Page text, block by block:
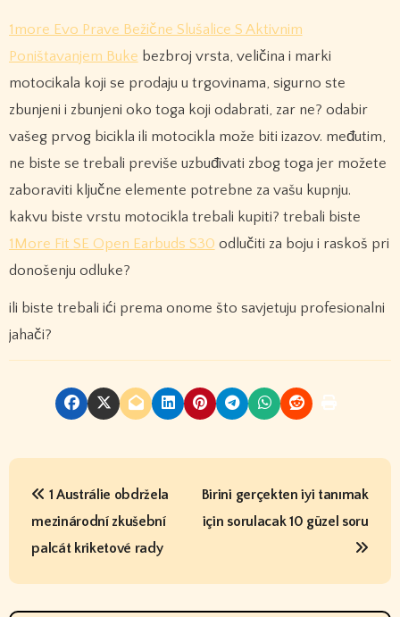
1more Evo Prave Bežične Slušalice S Aktivnim
Poništavanjem Buke bezbroj vrsta, veličina i marki
motocikala koji se prodaju u trgovinama, sigurno ste
zbunjeni i zbunjeni oko toga koji odabrati, zar ne? odabir
vašeg prvog bicikla ili motocikla može biti izazov. međutim,
ne biste se trebali previše uzbuđivati ​​zbog toga jer možete
zaboraviti ključne elemente potrebne za vašu kupnju.
kakvu biste vrstu motocikla trebali kupiti? trebali biste
1More Fit SE Open Earbuds S30 odlučiti za boju i raskoš pri
donošenju odluke?
ili biste trebali ići prema onome što savjetuju profesionalni
jahači?
P
t
1 Austrálie obdržela
mezinárodní zkušební
palcát kriketové rady
Birini gerçekten iyi tanımak
için sorulacak 10 güzel soru